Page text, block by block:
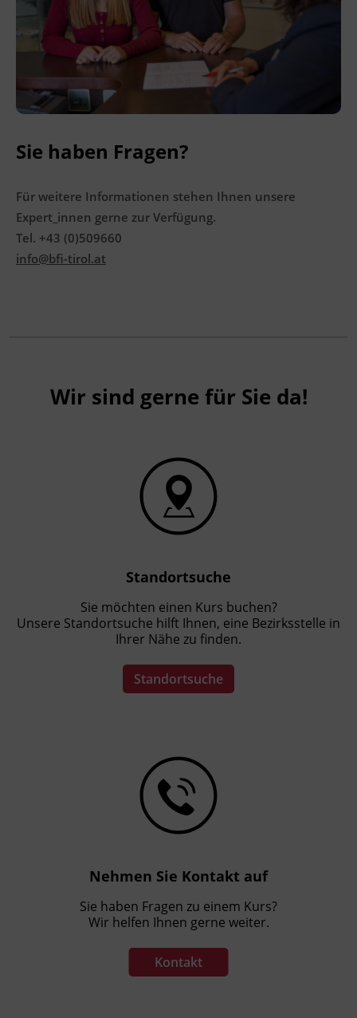
Ingenieurzertifizierung
BFI Reutte
BFI Schwaz
Sie haben Fragen?
Für weitere Informationen stehen Ihnen unsere
Expert_innen gerne zur Verfügung.
Tel. +43 (0)509660
info@bfi-tirol.at
Wir sind gerne für Sie da!
Standortsuche
Sie möchten einen Kurs buchen?
Unsere Standortsuche hilft Ihnen, eine Bezirksstelle in
Ihrer Nähe zu finden.
Standortsuche
Nehmen Sie Kontakt auf
Sie haben Fragen zu einem Kurs?
Wir helfen Ihnen gerne weiter.
Kontakt